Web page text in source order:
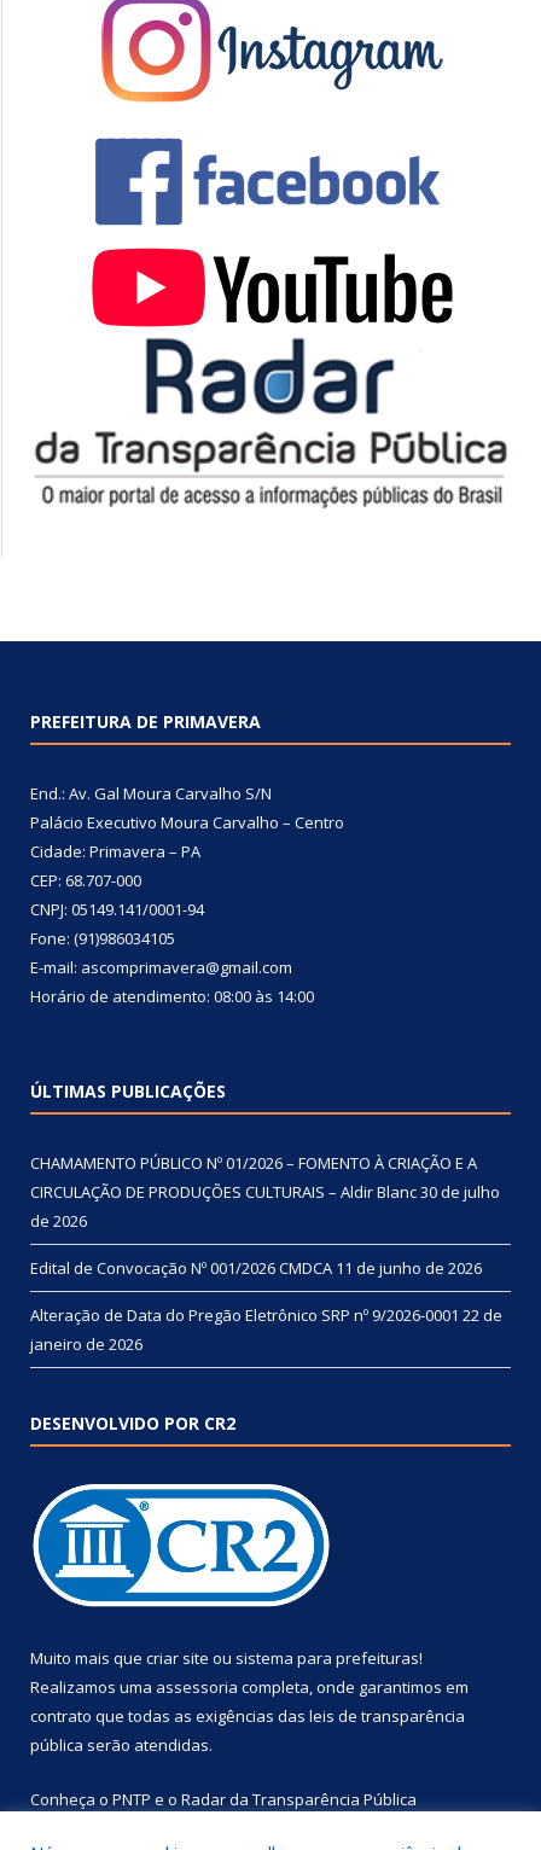
PREFEITURA DE PRIMAVERA
End.: Av. Gal Moura Carvalho S/N
Palácio Executivo Moura Carvalho – Centro
Cidade: Primavera – PA
CEP: 68.707-000
CNPJ: 05149.141/0001-94
Fone: (91)986034105
E-mail: ascomprimavera@gmail.com
Horário de atendimento: 08:00 às 14:00
ÚLTIMAS PUBLICAÇÕES
CHAMAMENTO PÚBLICO Nº 01/2026 – FOMENTO À CRIAÇÃO E A
CIRCULAÇÃO DE PRODUÇÕES CULTURAIS – Aldir Blanc30 de julho
de 2026
Edital de Convocação Nº 001/2026 CMDCA 11 de junho de 2026
Alteração de Data do Pregão Eletrônico SRP nº 9/2026-0001 22 de
janeiro de 2026
DESENVOLVIDO POR CR2
Muito mais que criar site ou sistema para prefeituras!
Realizamos uma assessoria completa, onde garantimos em
contrato que todas as exigências das leis de transparência
pública serão atendidas.
Conheça o PNTP e o Radar da Transparência Pública